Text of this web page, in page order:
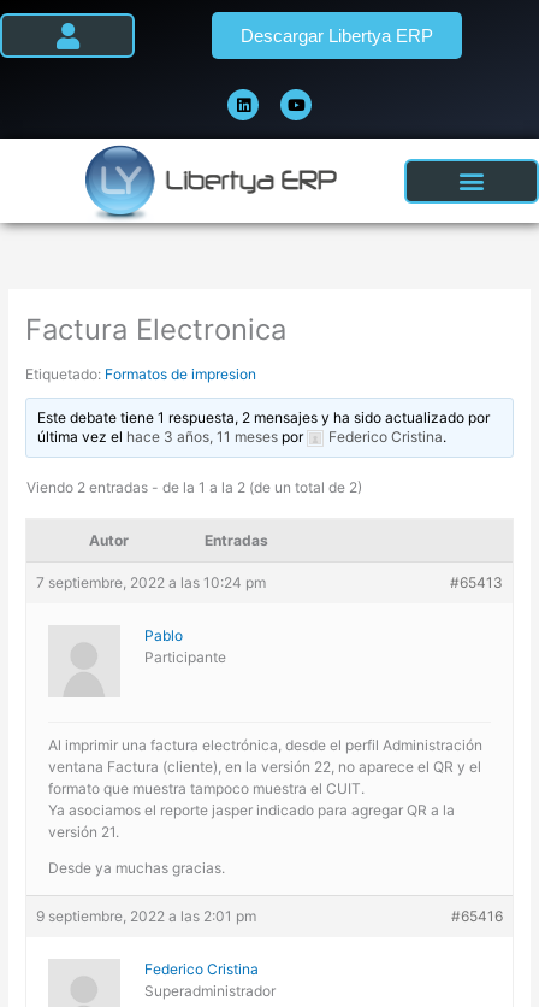
Ir
i
n
k
e
i
n
o
u
t
u
e
Descargar Libertya ERP
Factura Electronica
Etiquetado: Formatos de impresion
Este debate tiene 1 respuesta, 2 mensajes y ha sido actualizado por
última vez el hace 3 años, 11 meses por Federico Cristina.
Viendo 2 entradas - de la 1 a la 2 (de un total de 2)
Autor Entradas
7 septiembre, 2022 a las 10:24 pm #65413
Pablo
Participante
Al imprimir una factura electrónica, desde el perfil Administración
ventana Factura (cliente), en la versión 22, no aparece el QR y el
formato que muestra tampoco muestra el CUIT.
Ya asociamos el reporte jasper indicado para agregar QR a la
versión 21.
Desde ya muchas gracias.
9 septiembre, 2022 a las 2:01 pm #65416
Federico Cristina
Superadministrador